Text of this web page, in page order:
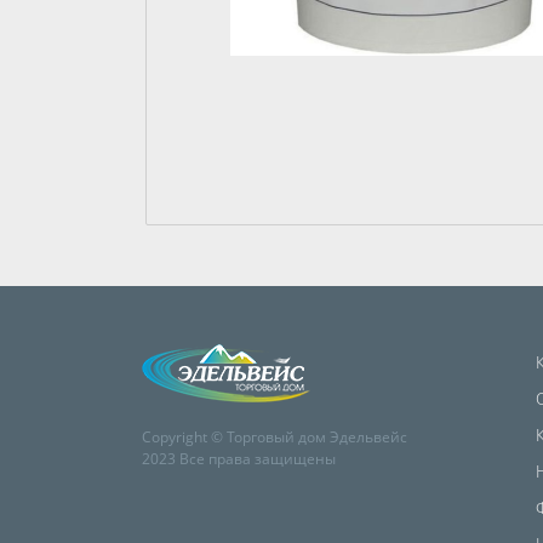
Copyright © Торговый дом Эдельвейс
2023 Все права защищены